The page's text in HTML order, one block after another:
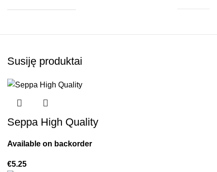
Susiję produktai
Seppa High Quality
Available on backorder
€5.25